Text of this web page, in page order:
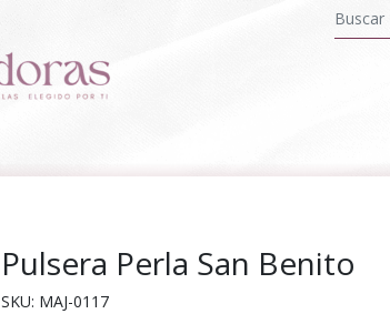
Pulsera Perla San Benito
SKU: MAJ-0117